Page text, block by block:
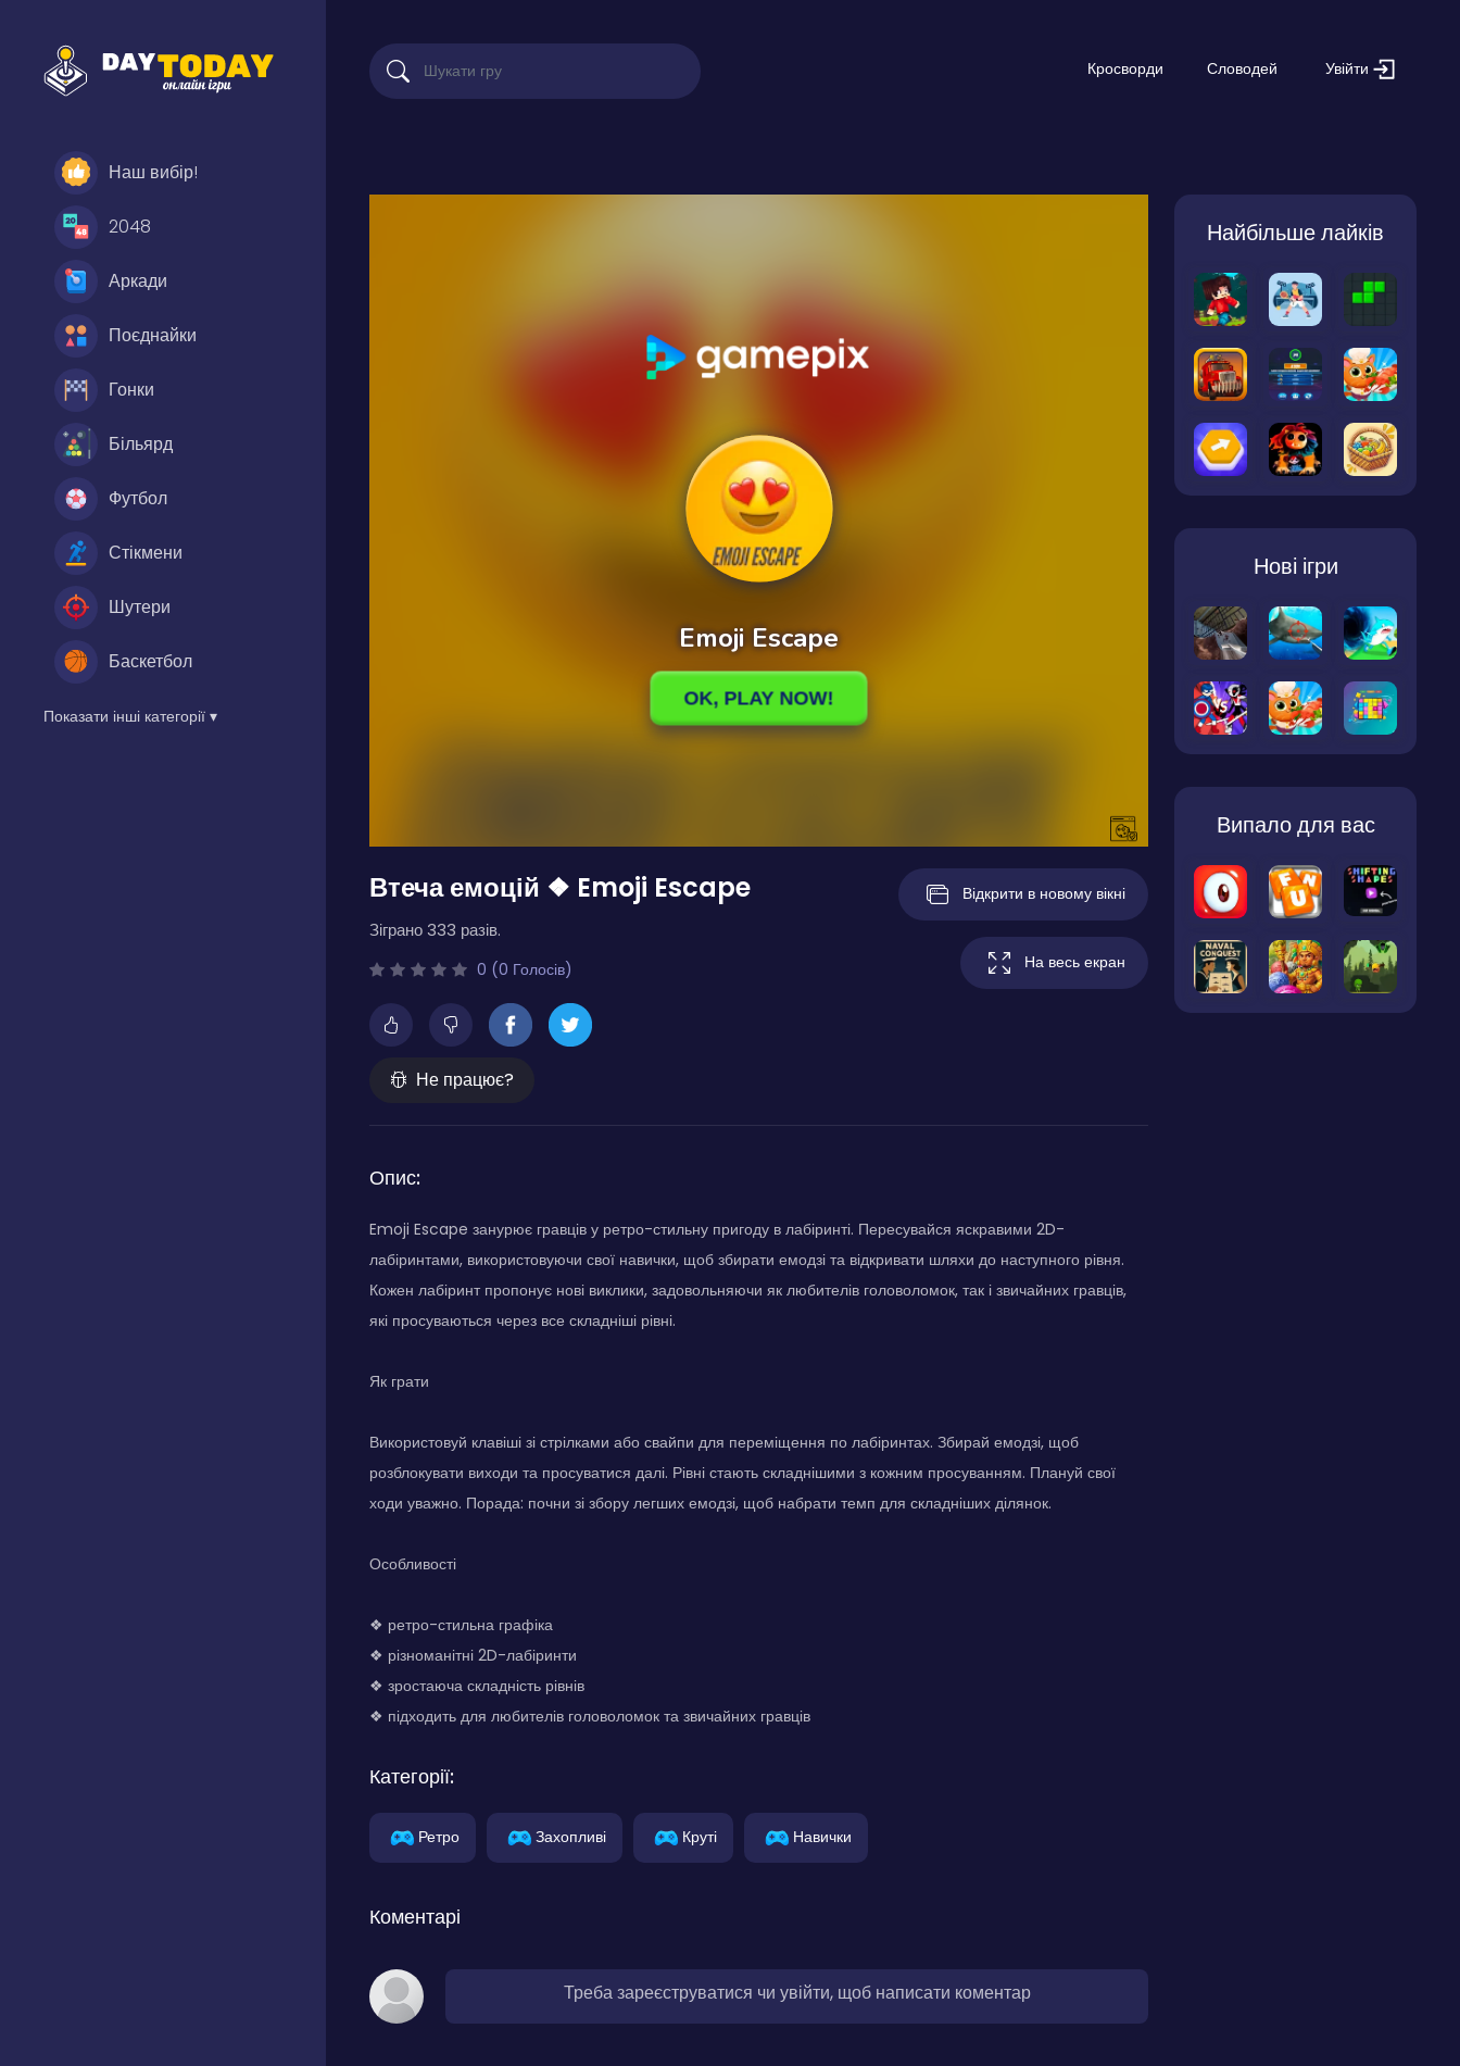
Наш вибір!
2048
Аркади
Поєднайки
Гонки
Більярд
Футбол
Стікмени
Шутери
Баскетбол
Показати інші категорії ▾
Кросворди Словодей Увійти
Втеча емоцій ❖ Emoji Escape
Зіграно 333 разів.
0 (0 Голосів)
Не працює?
Відкрити в новому вікні
На весь екран
Опис:
Emoji Escape занурює гравців у ретро-стильну пригоду в лабіринті. Пересувайся яскравими 2D-
лабіринтами, використовуючи свої навички, щоб збирати емодзі та відкривати шляхи до наступного рівня.
Кожен лабіринт пропонує нові виклики, задовольняючи як любителів головоломок, так і звичайних гравців,
які просуваються через все складніші рівні.
Як грати
Використовуй клавіші зі стрілками або свайпи для переміщення по лабіринтах. Збирай емодзі, щоб
розблокувати виходи та просуватися далі. Рівні стають складнішими з кожним просуванням. Плануй свої
ходи уважно. Порада: почни зі збору легших емодзі, щоб набрати темп для складніших ділянок.
Особливості
❖ ретро-стильна графіка
❖ різноманітні 2D-лабіринти
❖ зростаюча складність рівнів
❖ підходить для любителів головоломок та звичайних гравців
Категорії:
Ретро Захопливі Круті Навички
Коментарі
Треба зареєструватися чи увійти, щоб написати коментар
Найбільше лайків
Нові ігри
Випало для вас